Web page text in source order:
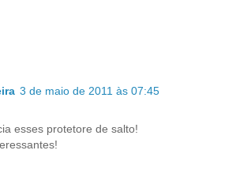
3 de maio de 2011 às 07:45
esses protetore de salto!